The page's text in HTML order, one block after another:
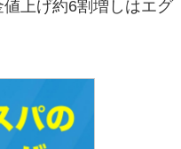
上げ約6割増しはエグ